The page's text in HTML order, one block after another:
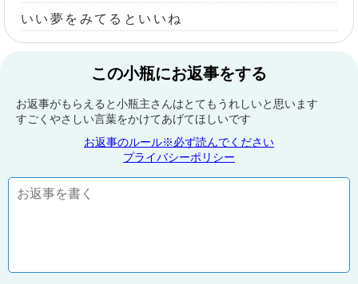
いい夢をみてるといいね
この小瓶にお返事をする
お返事がもらえると小瓶主さんはとてもうれしいと思います
すごくやさしい言葉をかけてあげてほしいです
お返事のルール※必ず読んでください
プライバシーポリシー